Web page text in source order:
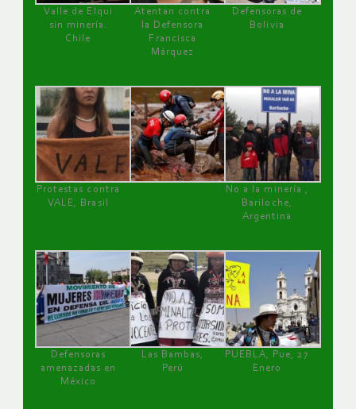
Valle de Elqui
sin minería.
Chile
Atentan contra
la Defensora
Francisca
Márquez
Defensoras de
Bolivia
Protestas contra
VALE, Brasil
No a la minería ,
Bariloche,
Argentina
Defensoras
amenazadas en
México
Las Bambas,
Perú
PUEBLA, Pue, 27
Enero